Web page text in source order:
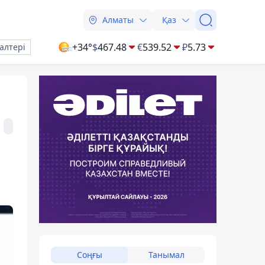
Алматы Қаз
+34°$467.48 €539.52 ₽5.73
Соңғы Танымал